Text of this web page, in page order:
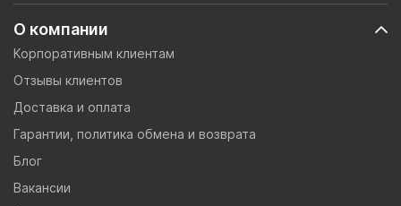
О компании
Корпоративным клиентам
Отзывы клиентов
Доставка и оплата
Гарантии, политика обмена и возврата
Блог
Вакансии